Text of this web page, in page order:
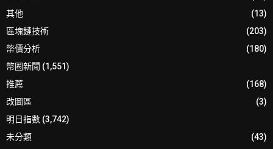
其他
(13)
區塊鏈技術
(203)
幣價分析
(180)
幣圈新聞 (1,551)
推薦
(168)
改圖區
(3)
明日指數 (3,742)
未分類
(43)